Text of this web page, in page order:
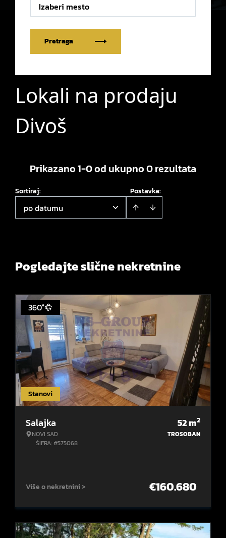
Izaberi mesto
Pretraga
Lokali na prodaju
Divoš
Prikazano 1-0 od ukupno 0 rezultata
Postavka:
Sortiraj:
po datumu
Pogledajte slične nekretnine
Stanovi
360°
Salajka
NOVI SAD
ŠIFRA: #575068
52m2
TROSOBAN
Više o nekretnini > €160.680